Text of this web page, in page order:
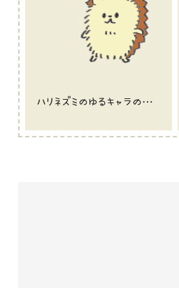
ハリネズミのゆるキャラのイラスト